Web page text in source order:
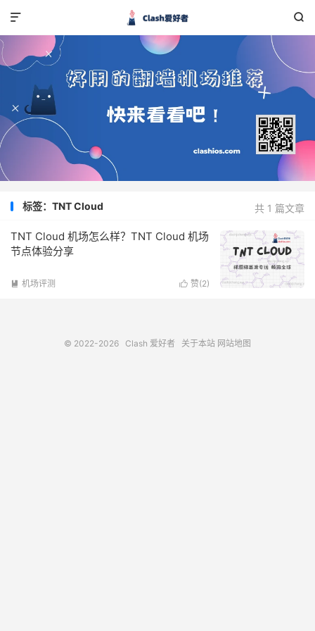


共 1 篇文章
标签：TNT Cloud
TNT Cloud 机场怎么样？TNT Cloud 机场
节点体验分享
 赞(2)
 机场评测
© 2022-2026 Clash 爱好者 关于本站 网站地图